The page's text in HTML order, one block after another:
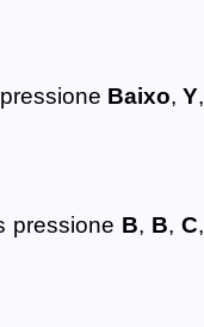
Baixo, Y,
pressione B, B,C,